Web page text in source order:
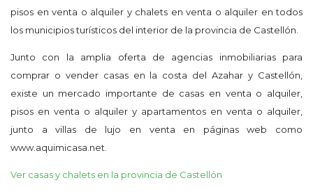
pisos en venta o alquiler y chalets en venta o alquiler en todos
los municipios turísticos del interior de la provincia de Castellón.
Junto con la amplia oferta de agencias inmobiliarias para
comprar o vender casas en la costa del Azahar y Castellón,
existe un mercado importante de casas en venta o alquiler,
pisos en venta o alquiler y apartamentos en venta o alquiler,
junto a villas de lujo en venta en páginas web como
www.aquimicasa.net.
Ver casas y chalets en la provincia de Castellón